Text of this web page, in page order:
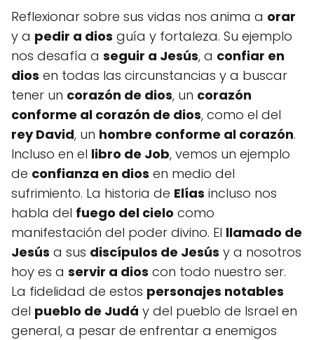
Reflexionar sobre sus vidas nos anima a orar
y a pedir a dios guía y fortaleza. Su ejemplo
nos desafía a seguir a Jesús, a confiar en
dios en todas las circunstancias y a buscar
tener un corazón de dios, un corazón
conforme al corazón de dios, como el del
rey David, un hombre conforme al corazón.
Incluso en el libro de Job, vemos un ejemplo
de confianza en dios en medio del
sufrimiento. La historia de Elías incluso nos
habla del fuego del cielo como
manifestación del poder divino. El llamado de
Jesús a sus discípulos de Jesús y a nosotros
hoy es a servir a dios con todo nuestro ser.
La fidelidad de estos personajes notables
del pueblo de Judá y del pueblo de Israel en
general, a pesar de enfrentar a enemigos